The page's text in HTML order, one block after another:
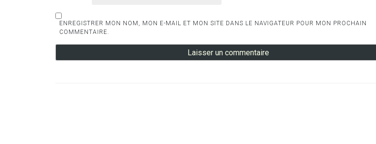
ENREGISTRER MON NOM, MON E-MAIL ET MON SITE DANS LE NAVIGATEUR POUR MON PROCHAIN
COMMENTAIRE.